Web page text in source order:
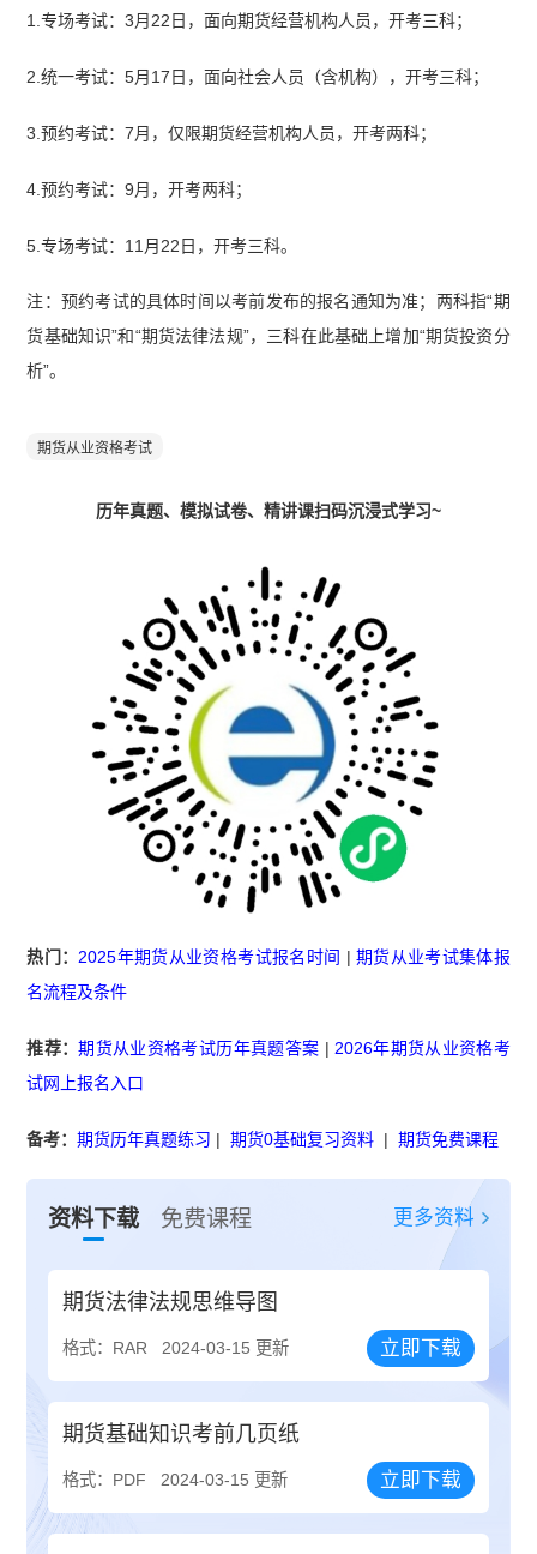
1.专场考试：3月22日，面向期货经营机构人员，开考三科；
2.统一考试：5月17日，面向社会人员（含机构），开考三科；
3.预约考试：7月，仅限期货经营机构人员，开考两科；
4.预约考试：9月，开考两科；
5.专场考试：11月22日，开考三科。
注：预约考试的具体时间以考前发布的报名通知为准；两科指“期
货基础知识”和“期货法律法规”，三科在此基础上增加“期货投资分
析”。
期货从业资格考试
历年真题、模拟试卷、精讲课扫码沉浸式学习~
热门：2025年期货从业资格考试报名时间 | 期货从业考试集体报
名流程及条件
推荐：期货从业资格考试历年真题答案 | 2026年期货从业资格考
试网上报名入口
备考：期货历年真题练习 |期货0基础复习资料 |期货免费课程
资料下载 免费课程 更多资料
期货法律法规思维导图
格式：RAR 2024-03-15 更新 立即下载
期货基础知识考前几页纸
格式：PDF 2024-03-15 更新 立即下载